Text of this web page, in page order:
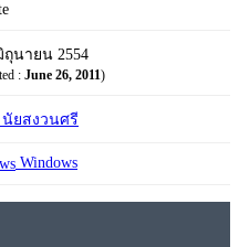
นายน 2554
: June 26, 2011)
ยสงวนศรี
Windows